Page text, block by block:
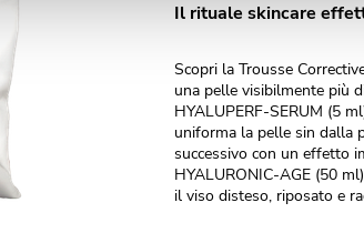
Il rituale skincare
Scopri la Trousse
una pelle visibilmente più
HYALUPERF-SERUM (5
uniforma la pelle sin dalla
successivo con un effetto
HYALURONIC-AGE (50
il viso disteso, riposato e